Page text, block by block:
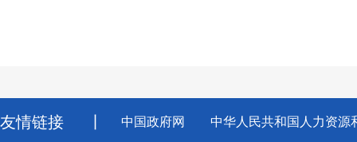
友情链接 中国政府网 中华人民共和国人力资源